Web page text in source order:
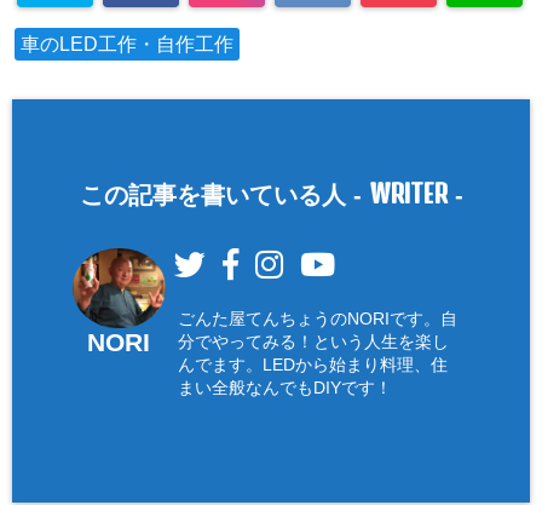
車のLED工作・自作工作
この記事を書いている人 - WRITER-
NORI
ごんた屋てんちょうのNORIです。自
分でやってみる！という人生を楽し
んでます。LEDから始まり料理、住
まい全般なんでもDIYです！